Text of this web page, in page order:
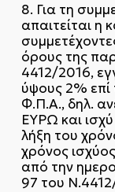
8. Για τη
απαιτείται η
όρους της
4412/2016,
ύψους 2%
Φ.Π.Α., δηλ.
ΕΥΡΩ και
λήξη του
χρόνος
από την
97 του